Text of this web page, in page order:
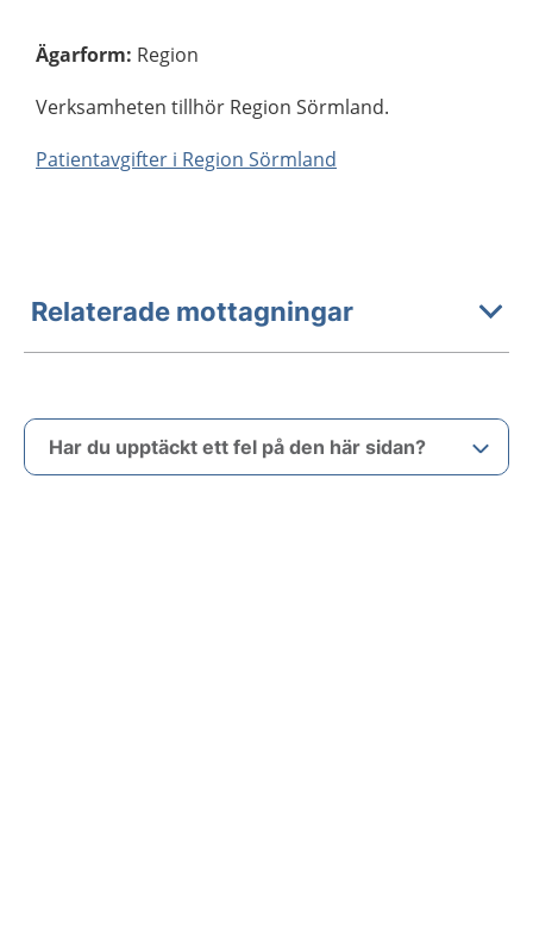
Ägarform: Region
Verksamheten tillhör Region Sörmland.
Patientavgifter i Region Sörmland
Relaterade mottagningar
Har du upptäckt ett fel på den här sidan?